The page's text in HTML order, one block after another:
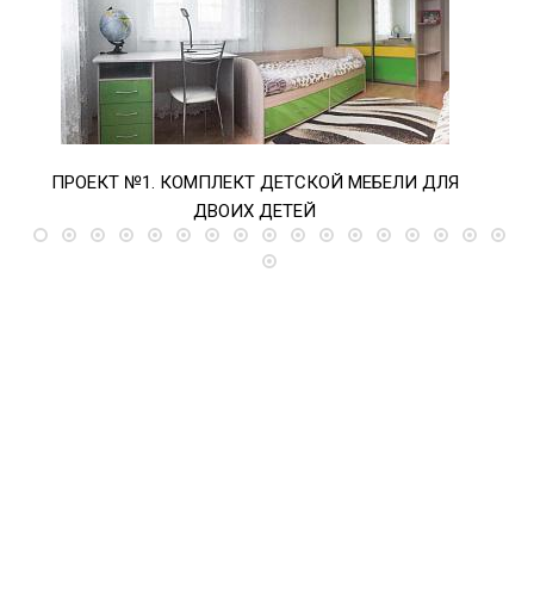
ПРОЕКТ №1. КОМПЛЕКТ ДЕТСКОЙ МЕБЕЛИ ДЛЯ
ДВОИХ ДЕТЕЙ